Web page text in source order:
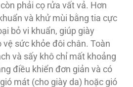
phải cọ rửa vất vả. Hơn
và khử mùi bằng tia cực
bỏ vi khuẩn, giúp giày
vệ sức khỏe đôi chân. Toàn
và sấy khô chỉ mất khoảng
điều khiển đơn giản và có
mát (cho giày da) hoặc gió